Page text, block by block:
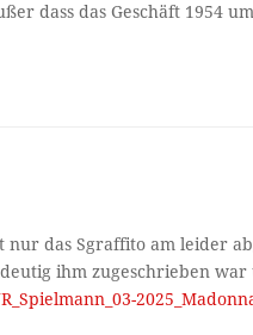
dass das Geschäft 1954
das Sgraffito am leider
ihm zugeschrieben